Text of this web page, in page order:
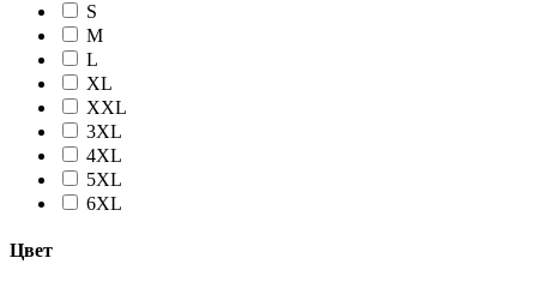
S
M
L
XL
XXL
3XL
4XL
5XL
6XL
Цвет